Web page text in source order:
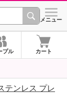
シ
メニュー
プル カート
テンレス プレ